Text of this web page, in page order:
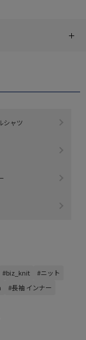
シャツ
#biz_knit
#ニット
#長袖 インナー